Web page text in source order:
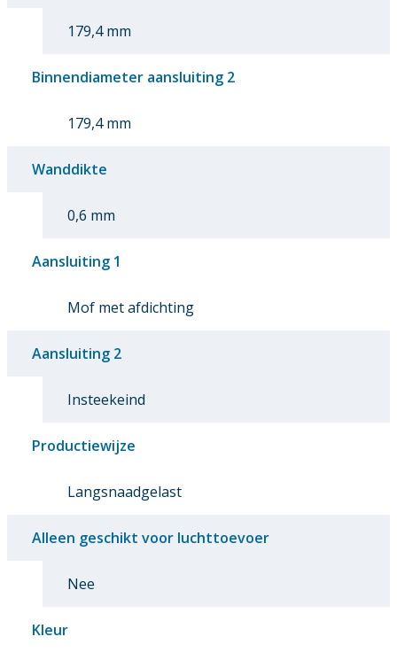
179,4 mm
Binnendiameter aansluiting 2
179,4 mm
Wanddikte
0,6 mm
Aansluiting 1
Mof met afdichting
Aansluiting 2
Insteekeind
Productiewijze
Langsnaadgelast
Alleen geschikt voor luchttoevoer
Nee
Kleur